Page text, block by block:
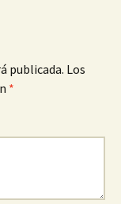
publicada. Los
*